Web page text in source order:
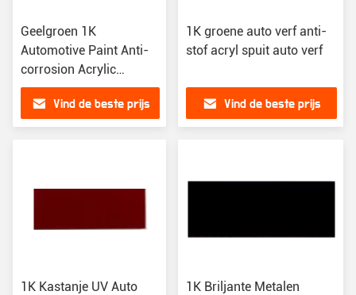
Geelgroen 1K
Automotive Paint Anti-
corrosion Acrylic
Coating Refinishing
Vind de beste prijs
1K groene auto verf anti-
stof acryl spuit auto verf
Vind de beste prijs
1K Kastanje UV Auto
1K Briljante Metalen